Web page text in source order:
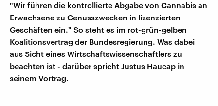
"Wir führen die kontrollierte Abgabe von Cannabis an
Erwachsene zu Genusszwecken in lizenzierten
Geschäften ein." So steht es im rot-grün-gelben
Koalitionsvertrag der Bundesregierung. Was dabei
aus Sicht eines Wirtschaftswissenschaftlers zu
beachten ist - darüber spricht Justus Haucap in
seinem Vortrag.